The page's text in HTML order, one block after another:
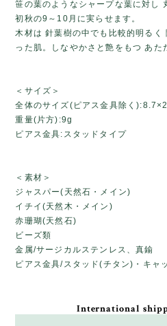
笹の葉のようなシャープな葉に対し
初秋の9～10月に実らせます。
木材は 針葉樹の中でも比較的明るく
った肌。しなやかさと艶をもつ あた
＜サイズ＞
全体のサイズ(ピアス金具除く
重量(片方):9g
ピアス金具:スタッドタイプ
＜素材＞
ジャスパー(天然石・メイン)
イチイ(天然木・メイン)
赤珊瑚(天然石)
ビーズ類
金属/サージカルステンレス、真鍮
ピアス金具/スタッド(チタン)・キャ
International